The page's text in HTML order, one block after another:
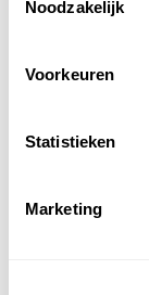
Noodzakelijk
Voorkeuren
Statistieken
Marketing